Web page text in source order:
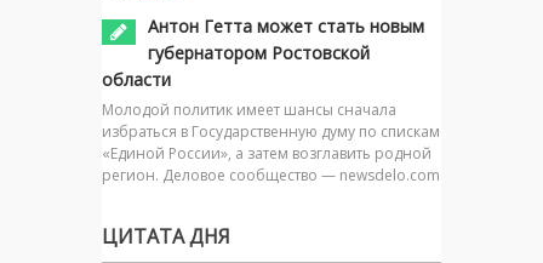
Антон Гетта может стать новым
губернатором Ростовской
области
Молодой политик имеет шансы сначала
избраться в Государственную думу по спискам
«Единой России», а затем возглавить родной
регион. Деловое сообщество — newsdelo.com
ЦИТАТА ДНЯ